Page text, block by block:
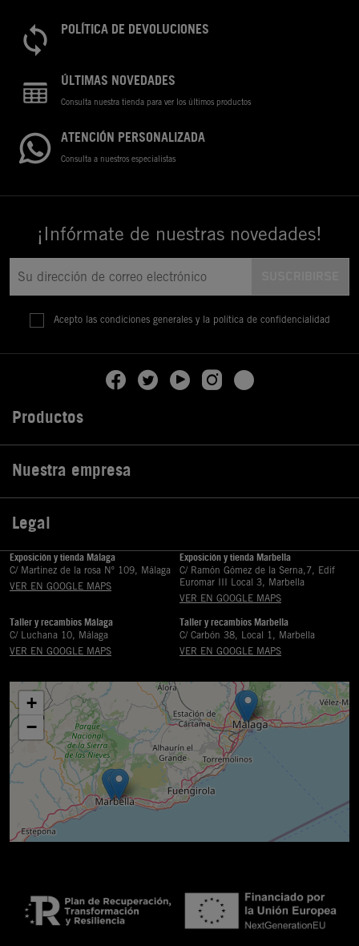
POLÍTICA DE DEVOLUCIONES
ÚLTIMAS NOVEDADES
Consulta nuestra tienda para ver los últimos productos
ATENCIÓN PERSONALIZADA
Consulta a nuestros especialistas
¡Infórmate de nuestras novedades!
Acepto las condiciones generales y la política de confidencialidad
Productos
Nuestra empresa
Legal
Exposición y tienda Málaga
C/ Martinez de la rosa Nº 109, Málaga
VER EN GOOGLE MAPS
Exposición y tienda Marbella
C/ Ramón Gómez de la Serna,7, Edif
Euromar III Local 3, Marbella
VER EN GOOGLE MAPS
Taller y recambios Málaga
C/ Luchana 10, Málaga
VER EN GOOGLE MAPS
Taller y recambios Marbella
C/ Carbón 38, Local 1, Marbella
VER EN GOOGLE MAPS
+
−